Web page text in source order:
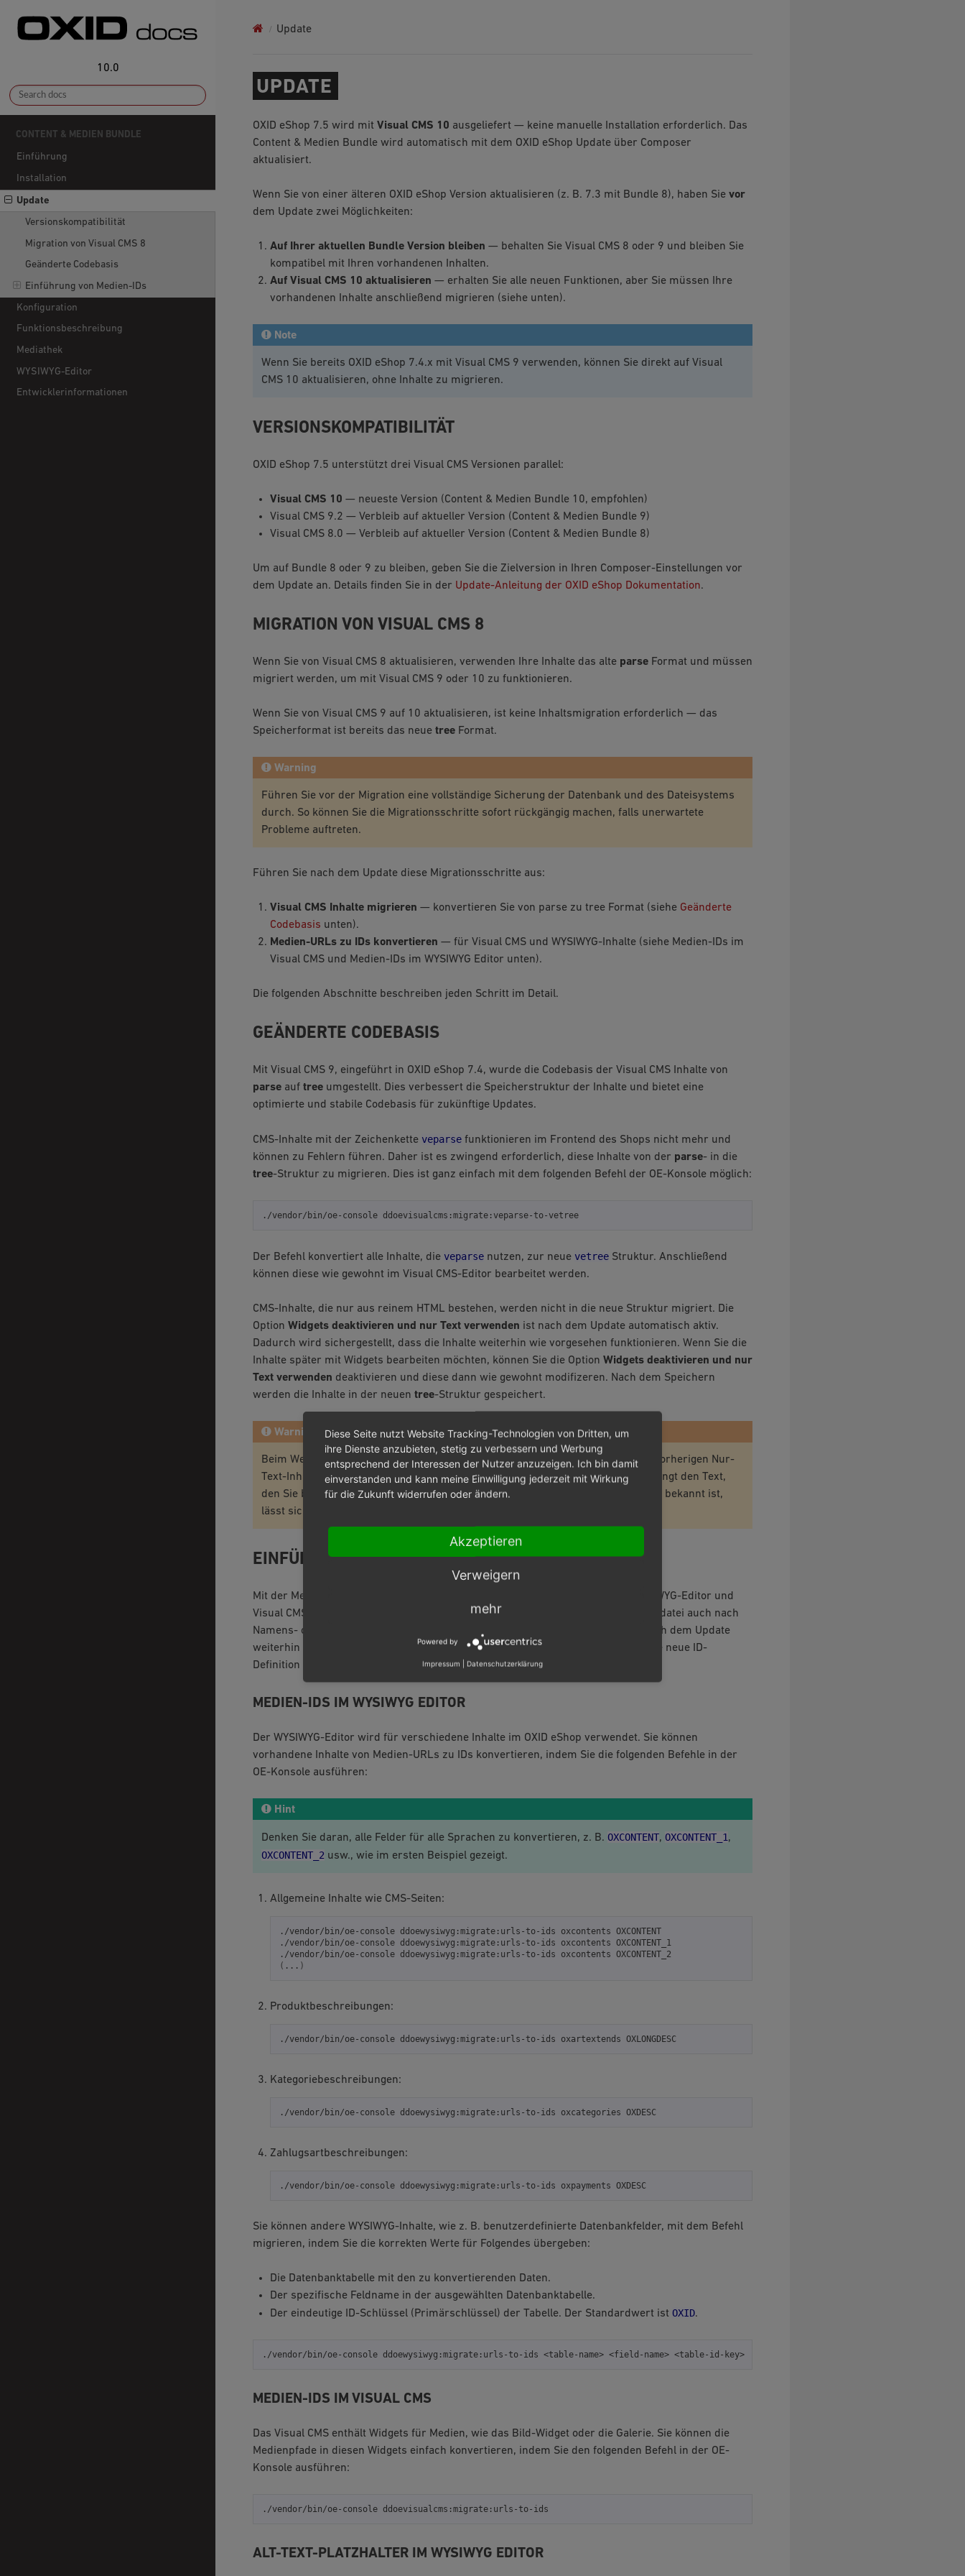
10.0
CONTENT & MEDIEN BUNDLE
Einführung
Installation
Update
Versionskompatibilität
Migration von Visual CMS 8
Geänderte Codebasis
Einführung von Medien-IDs
Konfiguration
Funktionsbeschreibung
Mediathek
WYSIWYG-Editor
Entwicklerinformationen
Update
UPDATE
OXID eShop 7.5 wird mit Visual CMS 10 ausgeliefert — keine manuelle Installation erforderlich. Das
Content & Medien Bundle wird automatisch mit dem OXID eShop Update über Composer
aktualisiert.
Wenn Sie von einer älteren OXID eShop Version aktualisieren (z. B. 7.3 mit Bundle 8), haben Sie vor
dem Update zwei Möglichkeiten:
Auf Ihrer aktuellen Bundle Version bleiben — behalten Sie Visual CMS 8 oder 9 und bleiben Sie
kompatibel mit Ihren vorhandenen Inhalten.
Auf Visual CMS 10 aktualisieren — erhalten Sie alle neuen Funktionen, aber Sie müssen Ihre
vorhandenen Inhalte anschließend migrieren (siehe unten).
Note
Wenn Sie bereits OXID eShop 7.4.x mit Visual CMS 9 verwenden, können Sie direkt auf Visual
CMS 10 aktualisieren, ohne Inhalte zu migrieren.
VERSIONSKOMPATIBILITÄT
OXID eShop 7.5 unterstützt drei Visual CMS Versionen parallel:
Visual CMS 10 — neueste Version (Content & Medien Bundle 10, empfohlen)
Visual CMS 9.2 — Verbleib auf aktueller Version (Content & Medien Bundle 9)
Visual CMS 8.0 — Verbleib auf aktueller Version (Content & Medien Bundle 8)
Um auf Bundle 8 oder 9 zu bleiben, geben Sie die Zielversion in Ihren Composer-Einstellungen vor
dem Update an. Details finden Sie in der Update-Anleitung der OXID eShop Dokumentation.
MIGRATION VON VISUAL CMS 8
Wenn Sie von Visual CMS 8 aktualisieren, verwenden Ihre Inhalte das alte parseFormat und müssen
migriert werden, um mit Visual CMS 9 oder 10 zu funktionieren.
Wenn Sie von Visual CMS 9 auf 10 aktualisieren, ist keine Inhaltsmigration erforderlich — das
Speicherformat ist bereits das neue treeFormat.
Warning
Führen Sie vor der Migration eine vollständige Sicherung der Datenbank und des Dateisystems
durch. So können Sie die Migrationsschritte sofort rückgängig machen, falls unerwartete
Probleme auftreten.
Führen Sie nach dem Update diese Migrationsschritte aus:
Visual CMS Inhalte migrieren — konvertieren Sie von parse zu tree Format (siehe Geänderte
Codebasis unten).
Medien-URLs zu IDs konvertieren — für Visual CMS und WYSIWYG-Inhalte (siehe Medien-IDs im
Visual CMSund Medien-IDs im WYSIWYG Editor unten).
Die folgenden Abschnitte beschreiben jeden Schritt im Detail.
GEÄNDERTE CODEBASIS
Mit Visual CMS 9, eingeführt in OXID eShop 7.4, wurde die Codebasis der Visual CMS Inhalte von
parseauf treeumgestellt. Dies verbessert die Speicherstruktur der Inhalte und bietet eine
optimierte und stabile Codebasis für zukünftige Updates.
CMS-Inhalte mit der Zeichenkette veparsefunktionieren im Frontend des Shops nicht mehr und
können zu Fehlern führen. Daher ist es zwingend erforderlich, diese Inhalte von der parse- in die
tree-Struktur zu migrieren. Dies ist ganz einfach mit dem folgenden Befehl der OE-Konsole möglich:
./vendor/bin/oe-console ddoevisualcms:migrate:veparse-to-vetree
Der Befehl konvertiert alle Inhalte, die veparsenutzen, zur neue vetreeStruktur. Anschließend
können diese wie gewohnt im Visual CMS-Editor bearbeitet werden.
CMS-Inhalte, die nur aus reinem HTML bestehen, werden nicht in die neue Struktur migriert. Die
Option Widgets deaktivieren und nur Text verwenden ist nach dem Update automatisch aktiv.
Dadurch wird sichergestellt, dass die Inhalte weiterhin wie vorgesehen funktionieren. Wenn Sie die
Inhalte später mit Widgets bearbeiten möchten, können Sie die Option Widgets deaktivieren und nur
Text verwenden deaktivieren und diese dann wie gewohnt modifizeren. Nach dem Speichern
werden die Inhalte in der neuen tree-Struktur gespeichert.
Warning
Beim Wechsel zum Widget-Editor wird ein leerer Arbeitsbereich geöffnet. Ihre vorherigen Nur-
Text-Inhalte werden beim Speichern überschrieben. Sichern Sie deshalb unbedingt den Text,
den Sie behalten möchten, bevor Sie den Modus wechseln. Falls der Befehl nicht bekannt ist,
lässt sich dies in der Regel durch eine erneute Aktivierung der Module beheben.
EINFÜHRUNG VON MEDIEN-IDS
Mit der Mediathek 4, eingeführt in OXID eShop 7.4, haben wir Dateipfade im WYSIWYG-Editor und
Visual CMS zu Medien-IDs geändert. Dadurch wird sichergestellt, dass die Mediendatei auch nach
Namens- oder Pfadänderung gefunden wird. Während die Pfaddefinition auch nach dem Update
weiterhin funktioniert, empfehlen wir, vorhandene Inhalte zu konvertieren, um die neue ID-
Definition zu verwenden und von den Vorteilen zu profitieren.
MEDIEN-IDS IM WYSIWYG EDITOR
Der WYSIWYG-Editor wird für verschiedene Inhalte im OXID eShop verwendet. Sie können
vorhandene Inhalte von Medien-URLs zu IDs konvertieren, indem Sie die folgenden Befehle in der
OE-Konsole ausführen:
Hint
Denken Sie daran, alle Felder für alle Sprachen zu konvertieren, z. B. OXCONTENT, OXCONTENT_1,
OXCONTENT_2usw., wie im ersten Beispiel gezeigt.
Allgemeine Inhalte wie CMS-Seiten:
./vendor/bin/oe-console ddoewysiwyg:migrate:urls-to-ids oxcontents OXCONTENT
./vendor/bin/oe-console ddoewysiwyg:migrate:urls-to-ids oxcontents OXCONTENT_1
./vendor/bin/oe-console ddoewysiwyg:migrate:urls-to-ids oxcontents
( ... )
Produktbeschreibungen:
./vendor/bin/oe-console ddoewysiwyg:migrate:urls-to-ids oxartextends OXLONGDESC
Kategoriebeschreibungen:
./vendor/bin/oe-console ddoewysiwyg:migrate:urls-to-ids oxcategories OXDESC
Zahlugsartbeschreibungen:
./vendor/bin/oe-console ddoewysiwyg:migrate:urls-to-ids oxpayments OXDESC
Sie können andere WYSIWYG-Inhalte, wie z. B. benutzerdefinierte Datenbankfelder, mit dem Befehl
migrieren, indem Sie die korrekten Werte für Folgendes übergeben:
Die Datenbanktabelle mit den zu konvertierenden Daten.
Der spezifische Feldname in der ausgewählten Datenbanktabelle.
Der eindeutige ID-Schlüssel (Primärschlüssel) der Tabelle. Der Standardwert ist OXID.
./vendor/bin/oe-console ddoewysiwyg:migrate:urls-to-ids <table-name> <field-name> <table-id-key>
MEDIEN-IDS IM VISUAL CMS
Das Visual CMS enthält Widgets für Medien, wie das Bild-Widget oder die Galerie. Sie können die
Medienpfade in diesen Widgets einfach konvertieren, indem Sie den folgenden Befehl in der OE-
Konsole ausführen:
./vendor/bin/oe-console
ALT-TEXT-PLATZHALTER IM WYSIWYG EDITOR
Diese Seite nutzt Website Tracking-Technologien von Dritten, um
ihre Dienste anzubieten, stetig zu verbessern und Werbung
entsprechend der Interessen der Nutzer anzuzeigen. Ich bin damit
einverstanden und kann meine Einwilligung jederzeit mit Wirkung
für die Zukunft widerrufen oder ändern.
Akzeptieren
Verweigern
mehr
Powered by
Impressum Datenschutzerklärung